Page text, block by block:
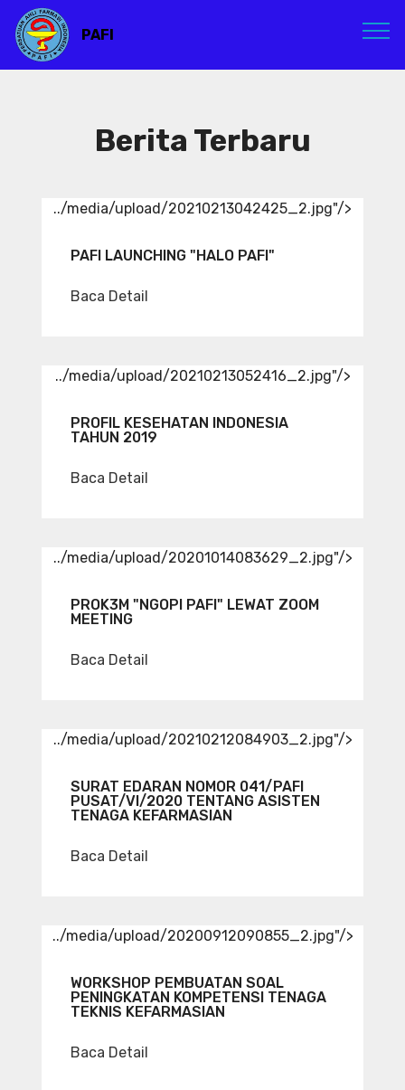
PAFI
Berita Terbaru
../media/upload/20210213042425_2.jpg"/>
PAFI LAUNCHING "HALO PAFI"
Baca Detail
../media/upload/20210213052416_2.jpg"/>
PROFIL KESEHATAN INDONESIA
TAHUN 2019
Baca Detail
../media/upload/20201014083629_2.jpg"/>
PROK3M "NGOPI PAFI" LEWAT ZOOM
MEETING
Baca Detail
../media/upload/20210212084903_2.jpg"/>
SURAT EDARAN NOMOR 041/PAFI
PUSAT/VI/2020 TENTANG ASISTEN
TENAGA KEFARMASIAN
Baca Detail
../media/upload/20200912090855_2.jpg"/>
WORKSHOP PEMBUATAN SOAL
PENINGKATAN KOMPETENSI TENAGA
TEKNIS KEFARMASIAN
Baca Detail